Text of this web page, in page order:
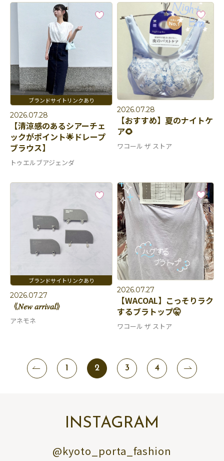
2026.07.28
【清涼感のあるシアーチェ
ックがポイント🌟ドレープ
ブラウス】
トゥエルブアジェンダ
2026.07.28
【おすすめ】夏のナイトケ
ア🌻
ワコール ザ ストア
2026.07.27
《𝑁𝑒𝑤 𝑎𝑟𝑟𝑖𝑣𝑎𝑙》
アネモネ
2026.07.27
【WACOAL】こっそりラク
するブラトップ🤫
ワコール ザ ストア
1 2 3 4
INSTAGRAM
@kyoto_porta_fashion